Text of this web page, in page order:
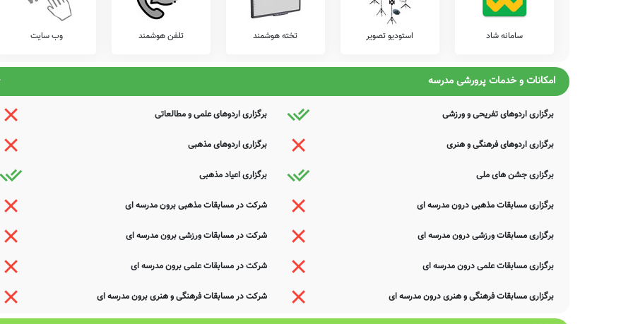
سامانه شاد استودیو تصویر تخته هوشمند تلفن هوشمند وب سایت
امکانات و خدمات پرورشی مدرسه
برگزاری اردوهای تفریحی و ورزشی برگزاری اردوهای علمی و مطالعاتی
برگزاری اردوهای فرهنگی و هنری برگزاری اردوهای مذهبی
برگزاری جشن های ملی برگزاری اعیاد مذهبی
برگزاری مسابقات مذهبی درون مدرسه ای شرکت در مسابقات مذهبی برون مدرسه ای
برگزاری مسابقات ورزشی درون مدرسه ای شرکت در مسابقات ورزشی برون مدرسه ای
برگزاری مسابقات علمی درون مدرسه ای شرکت در مسابقات علمی برون مدرسه ای
برگزاری مسابقات فرهنگی و هنری درون مدرسه ای شرکت در مسابقات فرهنگی و هنری برون مدرسه ای